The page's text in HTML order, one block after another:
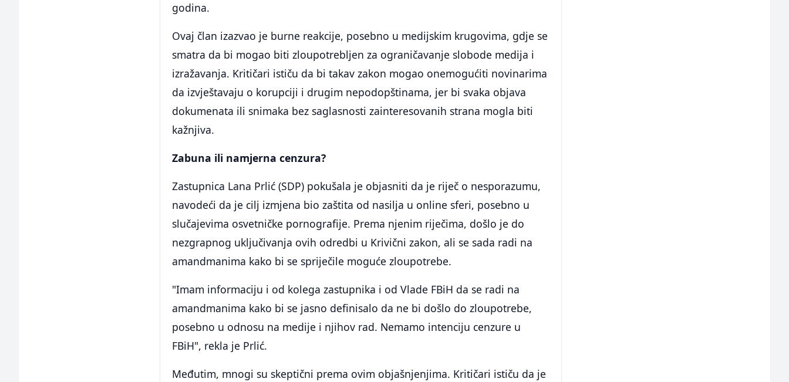
godina.
Ovaj član izazvao je burne reakcije, posebno u medijskim krugovima, gdje se
smatra da bi mogao biti zloupotrebljen za ograničavanje slobode medija i
izražavanja. Kritičari ističu da bi takav zakon mogao onemogućiti novinarima
da izvještavaju o korupciji i drugim nepodopštinama, jer bi svaka objava
dokumenata ili snimaka bez saglasnosti zainteresovanih strana mogla biti
kažnjiva.
Zabuna ili namjerna cenzura?
Zastupnica Lana Prlić (SDP) pokušala je objasniti da je riječ o nesporazumu,
navodeći da je cilj izmjena bio zaštita od nasilja u online sferi, posebno u
slučajevima osvetničke pornografije. Prema njenim riječima, došlo je do
nezgrapnog uključivanja ovih odredbi u Krivični zakon, ali se sada radi na
amandmanima kako bi se spriječile moguće zloupotrebe.
"Imam informaciju i od kolega zastupnika i od Vlade FBiH da se radi na
amandmanima kako bi se jasno definisalo da ne bi došlo do zloupotrebe,
posebno u odnosu na medije i njihov rad. Nemamo intenciju cenzure u
FBiH", rekla je Prlić.
Međutim, mnogi su skeptični prema ovim objašnjenjima. Kritičari ističu da je